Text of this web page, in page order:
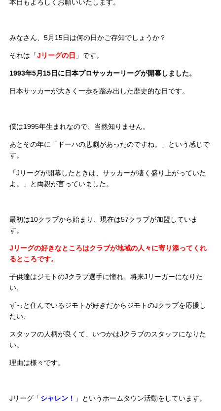
本日もよろしくお願いいたします。
みなさん、5月15日は何の日かご存知でしょうか？
それは「Jリーグの日 」です。
1993年5月15日に日本プロサッカーリーグが開幕しました。
日本サッカーが大きく一歩を踏み出した歴史的な日です。
僕は1995年生まれなので、当然知りません。
あとその年に「ドーハの悲劇があったのですね。」という感じで
す。
「Jリーグが開幕したときは、サッカーが凄く盛り上がっていた
よ。」と両親が言っていました。
最初は10クラブから始まり、現在は57クラブが加盟していま
す。
Jリーグの好きなところはクラブが地域の人々に寄り添ってくれ
るところです。
子供達はジモトのJクラブ選手に憧れ、将来Jリーガーになりた
い、
ずっと住んでいるジモトが好きだからジモトのJクラブを応援し
たい、
スタッフの人柄が良くて、いつかはJクラブのスタッフになりた
い。
理由は様々です。
Jリーグ「シャレン！ 」というホームタウン活動をしています。